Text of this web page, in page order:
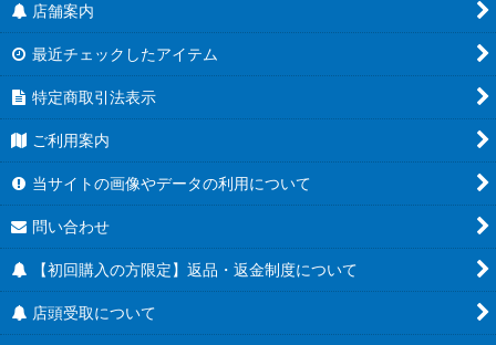
店舗案内
最近チェックしたアイテム
特定商取引法表示
ご利用案内
当サイトの画像やデータの利用について
問い合わせ
【初回購入の方限定】返品・返金制度について
店頭受取について